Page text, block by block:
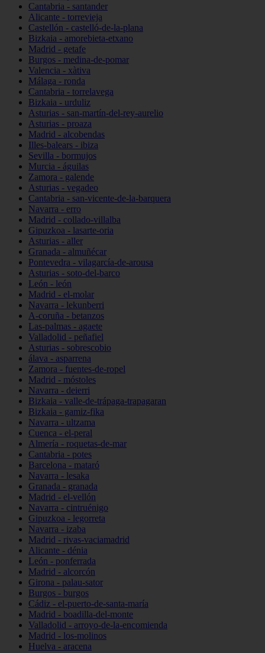
Cantabria - santander
Alicante - torrevieja
Castellón - castelló-de-la-plana
Bizkaia - amorebieta-etxano
Madrid - getafe
Burgos - medina-de-pomar
Valencia - xàtiva
Málaga - ronda
Cantabria - torrelavega
Bizkaia - urduliz
Asturias - san-martín-del-rey-aurelio
Asturias - proaza
Madrid - alcobendas
Illes-balears - ibiza
Sevilla - bormujos
Murcia - águilas
Zamora - galende
Asturias - vegadeo
Cantabria - san-vicente-de-la-barquera
Navarra - erro
Madrid - collado-villalba
Gipuzkoa - lasarte-oria
Asturias - aller
Granada - almuñécar
Pontevedra - vilagarcía-de-arousa
Asturias - soto-del-barco
León - león
Madrid - el-molar
Navarra - lekunberri
A-coruña - betanzos
Las-palmas - agaete
Valladolid - peñafiel
Asturias - sobrescobio
álava - asparrena
Zamora - fuentes-de-ropel
Madrid - móstoles
Navarra - deierri
Bizkaia - valle-de-trápaga-trapagaran
Bizkaia - gamiz-fika
Navarra - ultzama
Cuenca - el-peral
Almería - roquetas-de-mar
Cantabria - potes
Barcelona - mataró
Navarra - lesaka
Granada - granada
Madrid - el-vellón
Navarra - cintruénigo
Gipuzkoa - legorreta
Navarra - izaba
Madrid - rivas-vaciamadrid
Alicante - dénia
León - ponferrada
Madrid - alcorcón
Girona - palau-sator
Burgos - burgos
Cádiz - el-puerto-de-santa-maría
Madrid - boadilla-del-monte
Valladolid - arroyo-de-la-encomienda
Madrid - los-molinos
Huelva - aracena